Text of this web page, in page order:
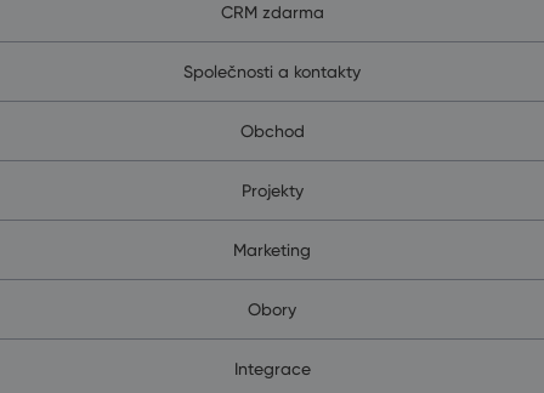
CRM zdarma
Společnosti a kontakty
Obchod
Projekty
Marketing
Obory
Integrace